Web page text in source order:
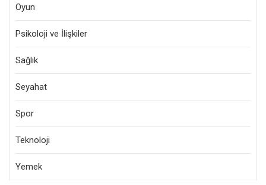
Oyun
Psikoloji ve İlişkiler
Sağlık
Seyahat
Spor
Teknoloji
Yemek